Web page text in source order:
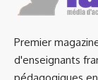
Premier
d'enseignants